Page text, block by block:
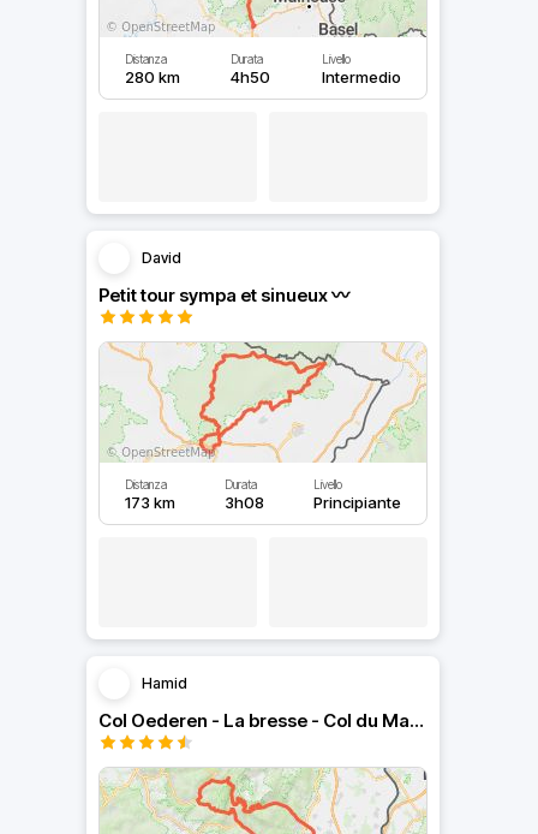
Distanza
280 km
Durata
4h50
Livello
Intermedio
David
Petit tour sympa et sinueux 〰
Distanza
173 km
Durata
3h08
Livello
Principiante
Hamid
Col Oederen - La bresse - Col du Markstein en Brr brr